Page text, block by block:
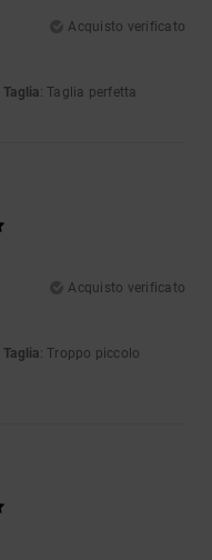
Acquisto verificato
Taglia: Taglia perfetta
Acquisto verificato
Taglia: Troppo piccolo